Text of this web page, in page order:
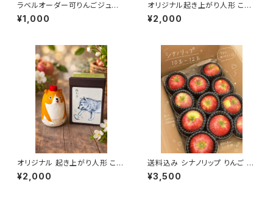
ラベルオーダー可りんごジュー
ス 1000ml ※オリジナルラベ
ル
¥1,000
オリジナル起き上がり人形 こぎ
りんご
¥2,000
オリジナル 起き上がり人形 こぎ
りんご
¥2,000
送料込み シナノリップ りんご 10
個〜12個
¥3,500